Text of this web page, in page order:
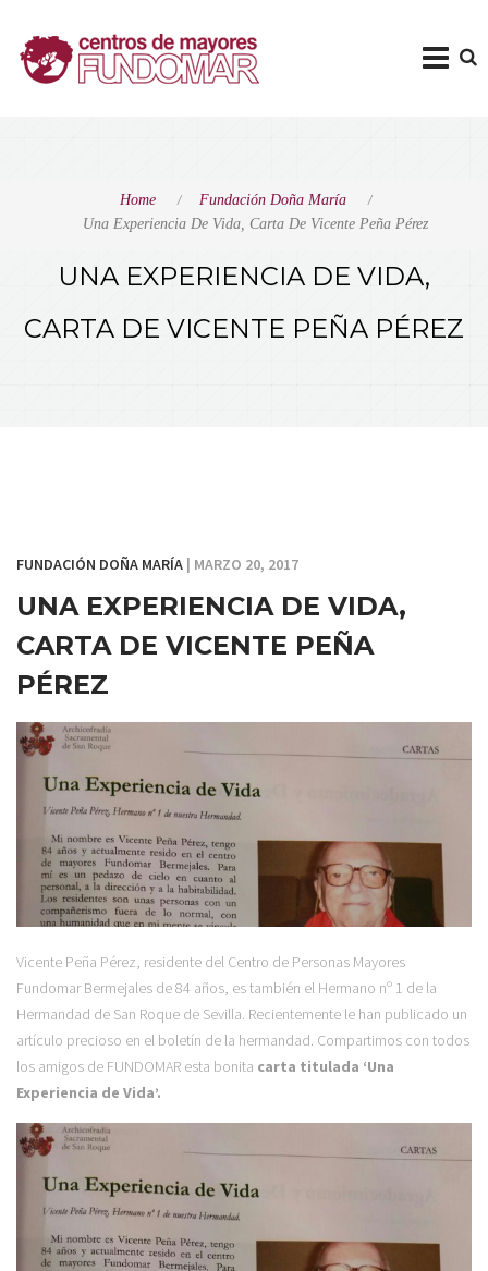
Home
Fundación Doña María
Una Experiencia De Vida, Carta De Vicente Peña Pérez
UNA EXPERIENCIA DE VIDA,
CARTA DE VICENTE PEÑA PÉREZ
FUNDACIÓN DOÑA MARÍA | MARZO 20, 2017
UNA EXPERIENCIA DE VIDA,
CARTA DE VICENTE PEÑA
PÉREZ
Vicente Peña Pérez, residente del Centro de Personas Mayores
Fundomar Bermejales de 84 años, es también el Hermano nº 1 de la
Hermandad de San Roque de Sevilla. Recientemente le han publicado un
artículo precioso en el boletín de la hermandad. Compartimos con todos
los amigos de FUNDOMAR esta bonita carta titulada ‘Una
Experiencia de Vida’.